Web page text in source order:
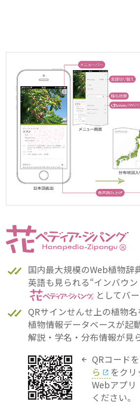
国内最大規模のWeb植物辞
英語も見られる“インバウ
としてバ
QRサインせんせ上の植物名
植物情報データベースが起
解説・学名・分布情報が見
QRコード
ら
をクリ
Webアプリ
ください。